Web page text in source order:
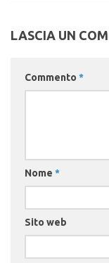
LASCIA UN
Commento *
Nome *
Sito web